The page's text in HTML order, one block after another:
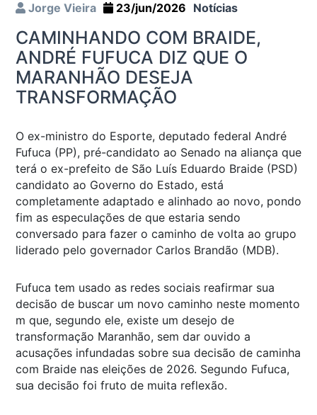
Jorge Vieira 23/jun/2026 Notícias
CAMINHANDO COM BRAIDE,
ANDRÉ FUFUCA DIZ QUE O
MARANHÃO DESEJA
TRANSFORMAÇÃO
O ex-ministro do Esporte, deputado federal André
Fufuca (PP), pré-candidato ao Senado na aliança que
terá o ex-prefeito de São Luís Eduardo Braide (PSD)
candidato ao Governo do Estado, está
completamente adaptado e alinhado ao novo, pondo
fim as especulações de que estaria sendo
conversado para fazer o caminho de volta ao grupo
liderado pelo governador Carlos Brandão (MDB).
Fufuca tem usado as redes sociais reafirmar sua
decisão de buscar um novo caminho neste momento
m que, segundo ele, existe um desejo de
transformação Maranhão, sem dar ouvido a
acusações infundadas sobre sua decisão de caminha
com Braide nas eleições de 2026. Segundo Fufuca,
sua decisão foi fruto de muita reflexão.